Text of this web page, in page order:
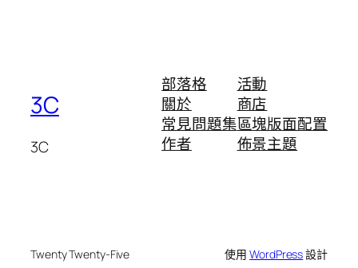
3C
3C
部落格
關於
常見問題集
作者
活動
商店
區塊版面配置
佈景主題
Twenty Twenty-Five 使用WordPress設計